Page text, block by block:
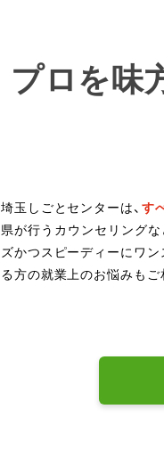
プロを味
埼玉しごとセンターは、 す
県が行うカウンセリング
ズかつスピーディーにワ
る方の就業上のお悩みもご